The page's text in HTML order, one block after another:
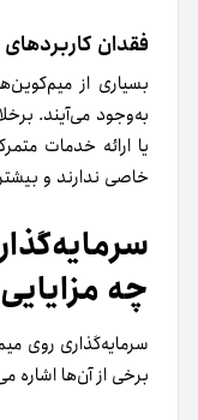
فقدان
بسیاری از
به‌وجود می‌آیند.
یا ارائه خدمات
خاصی ندارند و
چه
سرمایه‌گذاری روی
برخی از آن‌ها اشاره